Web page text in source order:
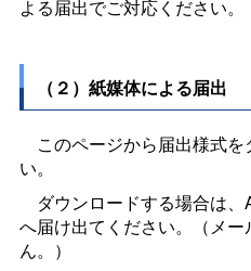
よる届出でご対応ください。
（２）紙媒体による届出
このページから届出様式を
い。
ダウンロードする場合は
へ届け出てください。（メ
ん。）